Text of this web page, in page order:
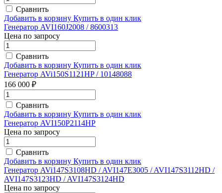
Сравнить
Добавить в корзину Купить в один клик
Генератор AVI160J2008 / 8600313
Цена по запросу
Сравнить
Добавить в корзину Купить в один клик
Генератор AVi150S1121HP / 10148088
166 000 ₽
Сравнить
Добавить в корзину Купить в один клик
Генератор AVI150P2114HP
Цена по запросу
Сравнить
Добавить в корзину Купить в один клик
Генератор AVi147S3108HD / AVI147E3005 / AVI147S3112HD /
AVI147S3123HD / AVI147S3124HD
Цена по запросу